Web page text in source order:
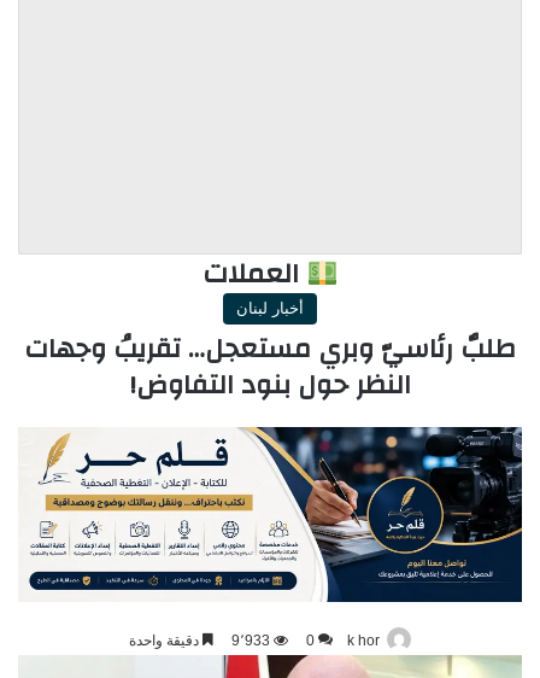
العملات
أخبار لبنان
طلبٌ رئاسيّ وبري مستعجل… تقريبُ وجهات
النظر حول بنود التفاوض!
k hor
0 9٬933 دقيقة واحدة